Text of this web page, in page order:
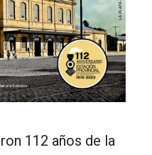
112 años de la